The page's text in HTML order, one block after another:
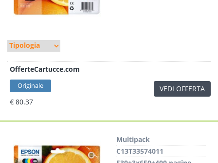
OfferteCartucce.com
Originale
€ 80.37
VEDI OFFERTA
Multipack
C13T33574011